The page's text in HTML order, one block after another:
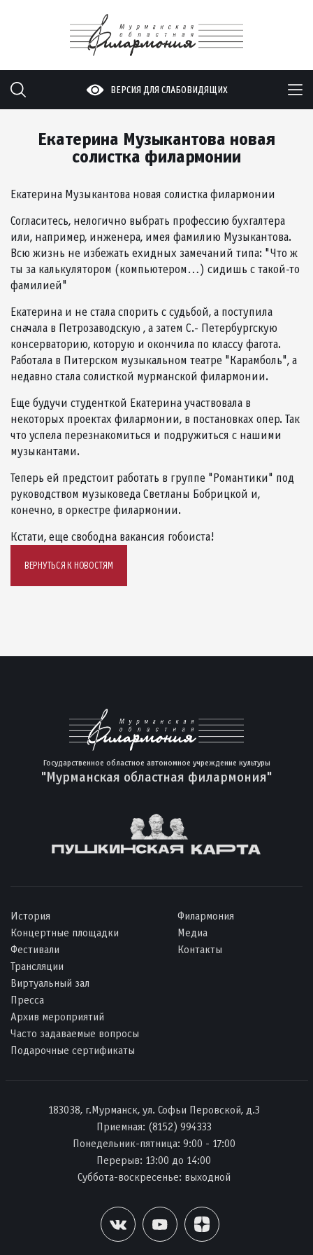
ВЕРСИЯ ДЛЯ СЛАБОВИДЯЩИХ
Екатерина Музыкантова новая
солистка филармонии
Екатерина Музыкантова новая солистка филармонии
Согласитесь, нелогично выбрать профессию бухгалтера
или, например, инженера, имея фамилию Музыкантова.
Всю жизнь не избежать ехидных замечаний типа: "Что ж
ты за калькулятором (компьютером…) сидишь с такой-то
фамилией"
Екатерина и не стала спорить с судьбой, а поступила
сначала в Петрозаводскую , а затем С.- Петербургскую
консерваторию, которую и окончила по классу фагота.
Работала в Питерском музыкальном театре "Карамболь", а
недавно стала солисткой мурманской филармонии.
Еще будучи студенткой Екатерина участвовала в
некоторых проектах филармонии, в постановках опер. Так
что успела перезнакомиться и подружиться с нашими
музыкантами.
Теперь ей предстоит работать в группе "Романтики" под
руководством музыковеда Светланы Бобрицкой и,
конечно, в оркестре филармонии.
Кстати, еще свободна вакансия гобоиста!
ВЕРНУТЬСЯ К НОВОСТЯМ
Государственное областное автономное учреждение культуры
"Мурманская областная филармония"
История
Концертные площадки
Фестивали
Трансляции
Виртуальный зал
Пресса
Архив мероприятий
Часто задаваемые вопросы
Подарочные сертификаты
Филармония
Медиа
Контакты
183038, г.Мурманск, ул. Софьи Перовской, д.3
Приемная: (8152) 994333
Понедельник-пятница: 9:00 - 17:00
Перерыв: 13:00 до 14:00
Суббота-воскресенье: выходной